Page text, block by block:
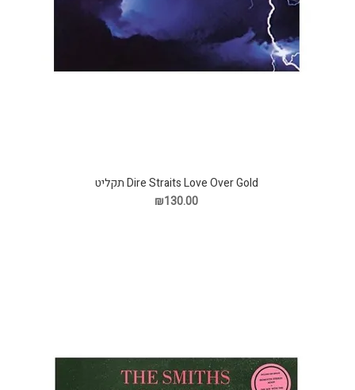
Dire Straits Love Over Gold תקליט
₪130.00